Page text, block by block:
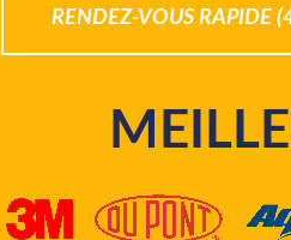
RENDEZ-VOUS RAPIDE